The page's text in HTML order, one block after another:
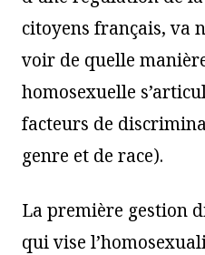
citoyens français, va
voir de quelle
homosexuelle
facteurs de
genre et de race).
La première gestion
qui vise